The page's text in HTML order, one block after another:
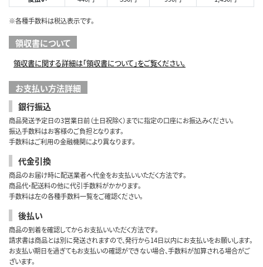
※各種手数料は税込表示です。
領収書について
領収書に関する詳細は「領収書について」をご覧ください。
お支払い方法詳細
銀行振込
商品発送予定日の3営業日前（土日祝除く）までに指定の口座にお振込みください。
振込手数料はお客様のご負担となります。
手数料はご利用の金融機関により異なります。
代金引換
商品のお届け時に配送業者へ代金をお支払いいただく方法です。
商品代・配送料の他に代引手数料がかかります。
手数料は左の各種手数料一覧をご確認ください。
後払い
商品の到着を確認してからお支払いいただく方法です。
請求書は商品とは別に発送されますので、発行から14日以内にお支払いをお願いします。
お支払い期日を過ぎてもお支払いの確認ができない場合、手数料が加算される場合がご
ざいます。